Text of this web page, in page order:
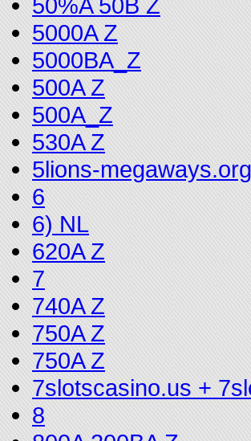
50%A 50B Z
5000A Z
5000BA_Z
500A Z
500A_Z
530A Z
5lions-megaways.org
6
6) NL
620A Z
7
740A Z
750A Z
750A Z
7slotscasino.us +
8